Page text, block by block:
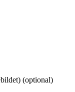
(optional)